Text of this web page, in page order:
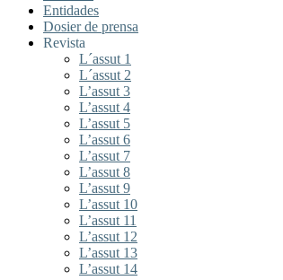
Entidades
Dosier de prensa
Revista
L´assut 1
L´assut 2
L’assut 3
L’assut 4
L’assut 5
L’assut 6
L’assut 7
L’assut 8
L’assut 9
L’assut 10
L’assut 11
L’assut 12
L’assut 13
L’assut 14